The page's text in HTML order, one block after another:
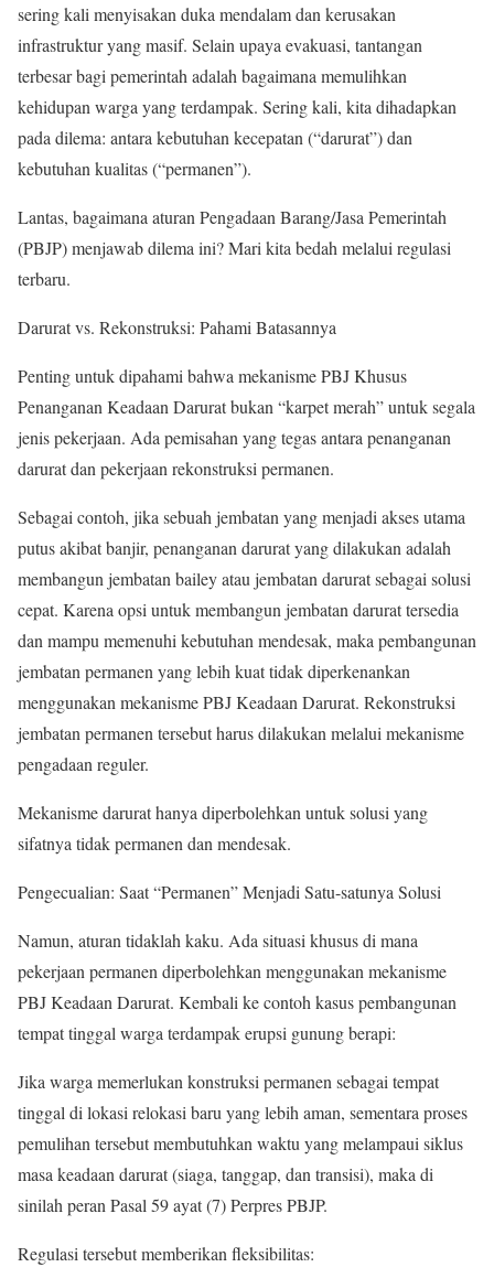
sering kali menyisakan duka mendalam dan kerusakan
infrastruktur yang masif. Selain upaya evakuasi, tantangan
terbesar bagi pemerintah adalah bagaimana memulihkan
kehidupan warga yang terdampak. Sering kali, kita dihadapkan
pada dilema: antara kebutuhan kecepatan (“darurat”) dan
kebutuhan kualitas (“permanen”).
Lantas, bagaimana aturan Pengadaan Barang/Jasa Pemerintah
(PBJP) menjawab dilema ini? Mari kita bedah melalui regulasi
terbaru.
Darurat vs. Rekonstruksi: Pahami Batasannya
Penting untuk dipahami bahwa mekanisme PBJ Khusus
Penanganan Keadaan Darurat bukan “karpet merah” untuk segala
jenis pekerjaan. Ada pemisahan yang tegas antara penanganan
darurat dan pekerjaan rekonstruksi permanen.
Sebagai contoh, jika sebuah jembatan yang menjadi akses utama
putus akibat banjir, penanganan darurat yang dilakukan adalah
membangun jembatan bailey atau jembatan darurat sebagai solusi
cepat. Karena opsi untuk membangun jembatan darurat tersedia
dan mampu memenuhi kebutuhan mendesak, maka pembangunan
jembatan permanen yang lebih kuat tidak diperkenankan
menggunakan mekanisme PBJ Keadaan Darurat. Rekonstruksi
jembatan permanen tersebut harus dilakukan melalui mekanisme
pengadaan reguler.
Mekanisme darurat hanya diperbolehkan untuk solusi yang
sifatnya tidak permanen dan mendesak.
Pengecualian: Saat “Permanen” Menjadi Satu-satunya Solusi
Namun, aturan tidaklah kaku. Ada situasi khusus di mana
pekerjaan permanen diperbolehkan menggunakan mekanisme
PBJ Keadaan Darurat. Kembali ke contoh kasus pembangunan
tempat tinggal warga terdampak erupsi gunung berapi:
Jika warga memerlukan konstruksi permanen sebagai tempat
tinggal di lokasi relokasi baru yang lebih aman, sementara proses
pemulihan tersebut membutuhkan waktu yang melampaui siklus
masa keadaan darurat (siaga, tanggap, dan transisi), maka di
sinilah peran Pasal 59 ayat (7) Perpres PBJP.
Regulasi tersebut memberikan fleksibilitas: